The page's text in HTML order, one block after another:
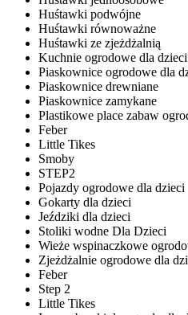
Huśtawki podwójne
Huśtawki równoważne
Huśtawki ze zjeżdżalnią
Kuchnie ogrodowe dla dzieci
Piaskownice ogrodowe dla
Piaskownice drewniane
Piaskownice zamykane
Plastikowe place zabaw
Feber
Little Tikes
Smoby
STEP2
Pojazdy ogrodowe dla dzieci
Gokarty dla dzieci
Jeździki dla dzieci
Stoliki wodne Dla Dzieci
Wieże wspinaczkowe
Zjeżdżalnie ogrodowe dla
Feber
Step 2
Little Tikes